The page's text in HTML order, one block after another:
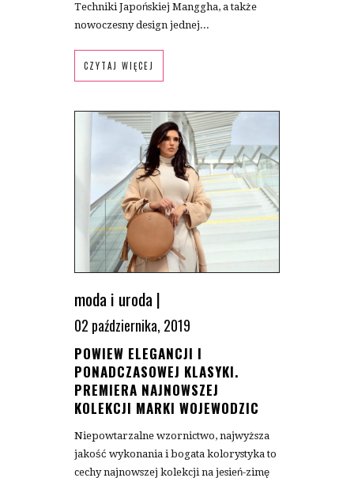
Techniki Japońskiej Manggha, a także
nowoczesny design jednej...
CZYTAJ WIĘCEJ
moda i uroda |
02 października, 2019
POWIEW ELEGANCJI I
PONADCZASOWEJ KLASYKI.
PREMIERA NAJNOWSZEJ
KOLEKCJI MARKI WOJEWODZIC
Niepowtarzalne wzornictwo, najwyższa
jakość wykonania i bogata kolorystyka to
cechy najnowszej kolekcji na jesień-zimę